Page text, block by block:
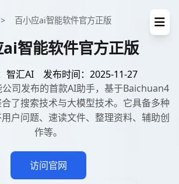
> 百小应ai智能软件官方正版
智能软件官方正版
智汇AI
发布时间：2025-11-27
司发布的首款AI助手，基于Baichuan4
了搜索技术与大模型技术。它具备多种
户问题、速读文件、整理资料、辅助创
作等。
访问官网